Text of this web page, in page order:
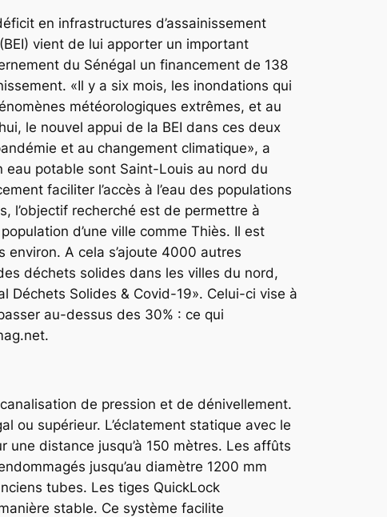
en infrastructures d’assainissement
vient de lui apporter un important
du Sénégal un financement de 138
«Il y a six mois, les inondations qui
météorologiques extrêmes, et au
le nouvel appui de la BEI dans ces deux
et au changement climatique», a
eau potable sont Saint-Louis au nord du
faciliter l’accès à l’eau des populations
l’objectif recherché est de permettre à
d’une ville comme Thiès. Il est
A cela s’ajoute 4000 autres
déchets solides dans les villes du nord,
Déchets Solides & Covid-19». Celui-ci vise à
au-dessus des 30% : ce qui
de pression et de dénivellement.
ou supérieur. L’éclatement statique avec le
distance jusqu’à 150 mètres. Les affûts
jusqu’au diamètre 1200 mm
tubes. Les tiges QuickLock
stable. Ce système facilite